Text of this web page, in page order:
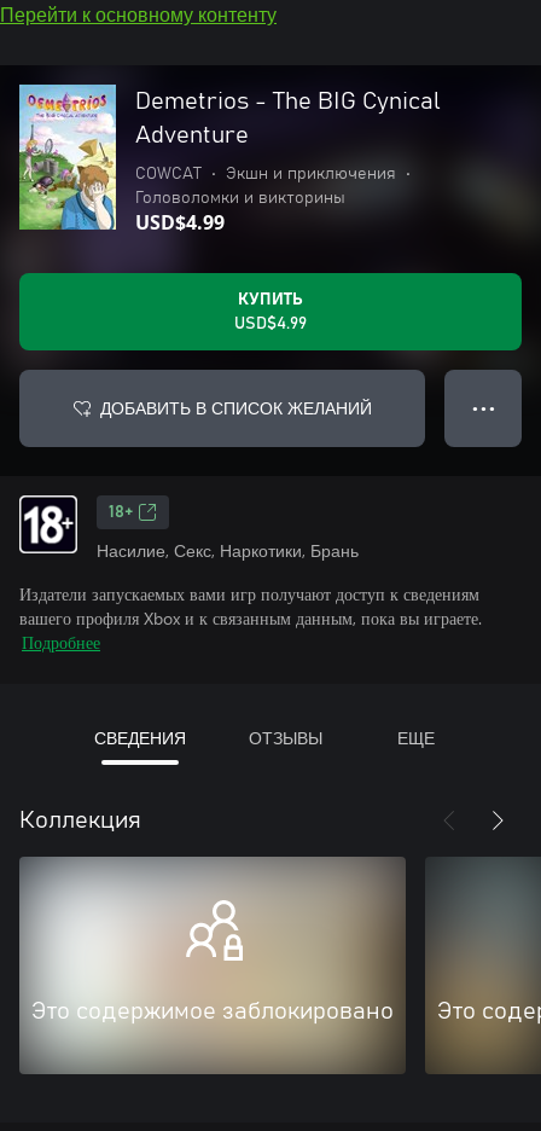
Перейти к основному контенту
Demetrios - The BIG Cynical
Adventure
COWCAT • Экшн и приключения
•
Головоломки и викторины
USD$4.99
КУПИТЬ
USD$4.99
ДОБАВИТЬ В СПИСОК ЖЕЛАНИЙ ● ● ●
18+
Насилие, Секс, Наркотики, Брань
Издатели запускаемых вами игр получают доступ к сведениям
вашего профиля Xbox и к связанным данным, пока вы играете.
Подробнее
СВЕДЕНИЯ ОТЗЫВЫ ЕЩЕ
Коллекция
Это содержимое заблокировано Это